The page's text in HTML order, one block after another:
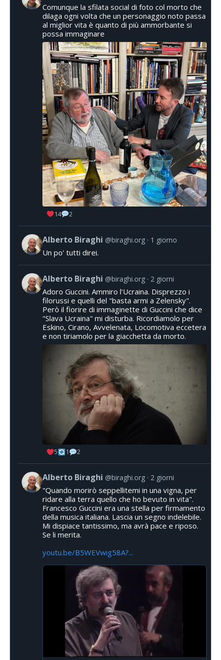
Comunque la sfilata social di foto col morto che
dilaga ogni volta che un personaggio noto passa
al miglior vita è quanto di più ammorbante si
possa immaginare
14 2
Alberto Biraghi @biraghi.org 1 giorno
Un po' tutti direi.
Alberto Biraghi @biraghi.org 2 giorni
Adoro Guccini. Ammiro l'Ucraina. Disprezzo i
filorussi e quelli del "basta armi a Zelensky".
Però il fiorire di immaginette di Guccini che dice
"Slava Ucraina" mi disturba. Ricordiamolo per
Eskino, Cirano, Avvelenata, Locomotiva eccetera
e non tiriamolo per la giacchetta da morto.
5 1 2
Alberto Biraghi @biraghi.org 2 giorni
"Quando morirò seppellitemi in una vigna, per
ridare alla terra quello che ho bevuto in vita".
Francesco Guccini era una stella per firmamento
della musica italiana. Lascia un segno indelebile.
Mi dispiace tantissimo, ma avrà pace e riposo.
Se li merita.
youtu.be/B5WEVwig58A?...